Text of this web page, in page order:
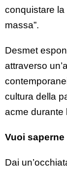
conquistare la
massa”.
Desmet
attraverso
cultura della
acme durante
Vuoi
Dai